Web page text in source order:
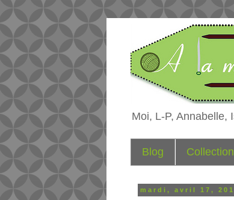
Moi, L-P, Annabelle,
Blog
mardi, avril 17,